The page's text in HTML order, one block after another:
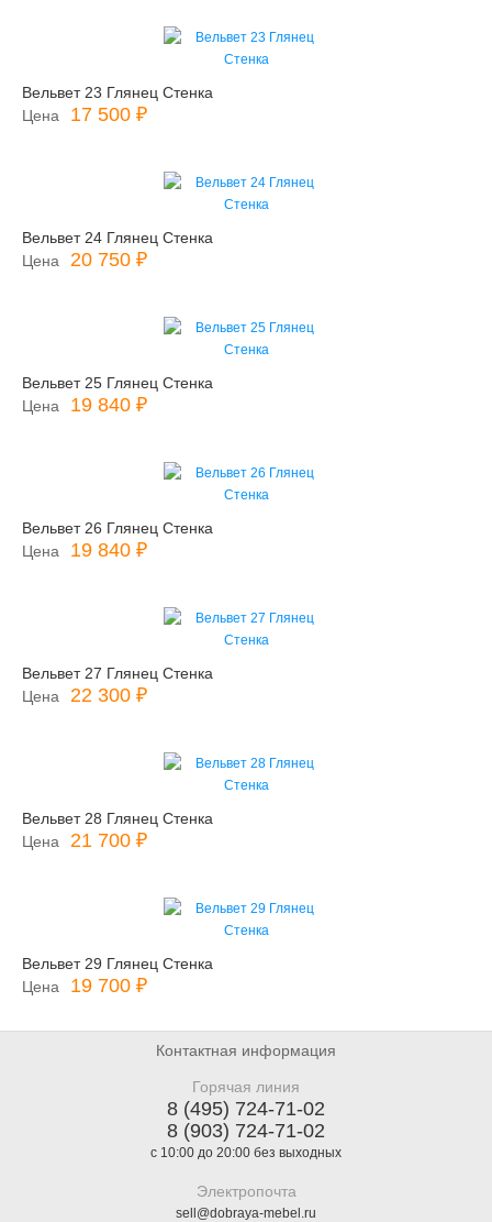
Вельвет 23 Глянец Стенка
Цена
17 500 ₽
Вельвет 24 Глянец Стенка
Цена
20 750 ₽
Вельвет 25 Глянец Стенка
Цена
19 840 ₽
Вельвет 26 Глянец Стенка
Цена
19 840 ₽
Вельвет 27 Глянец Стенка
Цена
22 300 ₽
Вельвет 28 Глянец Стенка
Цена
21 700 ₽
Вельвет 29 Глянец Стенка
Цена
19 700 ₽
Контактная информация
Горячая линия
8 (495) 724-71-02
8 (903) 724-71-02
с 10:00 до 20:00 без выходных
Электропочта
sell@dobraya-mebel.ru